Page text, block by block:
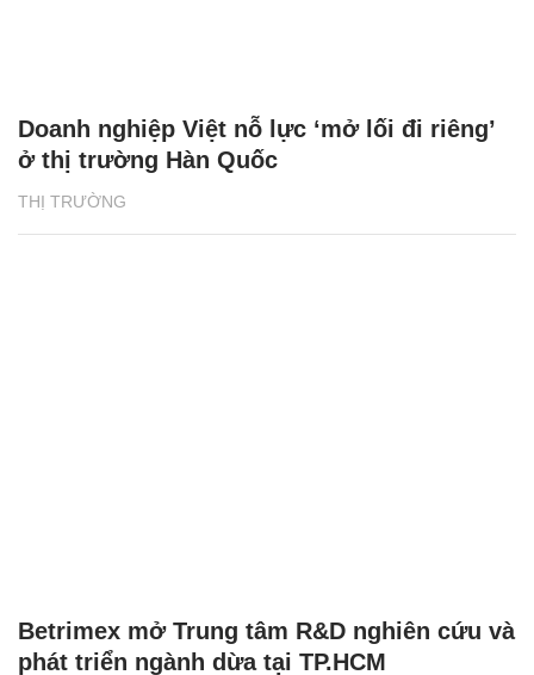
THỊ TRƯỜNG
Doanh nghiệp Việt nỗ lực ‘mở lối đi riêng’
ở thị trường Hàn Quốc
Betrimex mở Trung tâm R&D nghiên cứu và
phát triển ngành dừa tại TP.HCM